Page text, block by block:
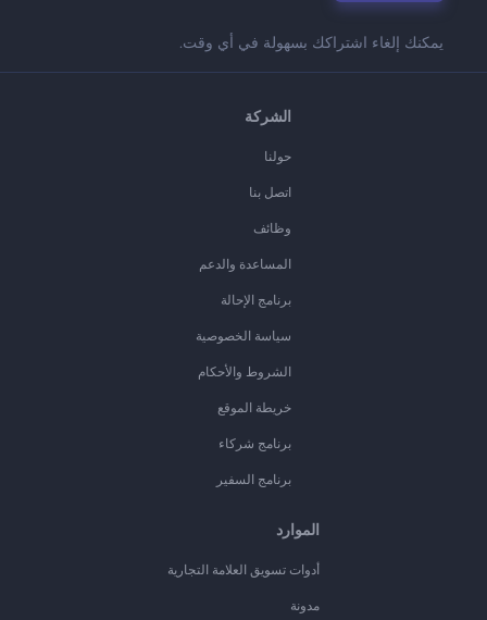
يمكنك إلغاء اشتراكك بسهولة في أي وقت.
الشركة
حولنا
اتصل بنا
وظائف
المساعدة والدعم
برنامج الإحالة
سياسة الخصوصية
الشروط والأحكام
خريطة الموقع
برنامج شركاء
برنامج السفير
الموارد
أدوات تسويق العلامة التجارية
مدونة